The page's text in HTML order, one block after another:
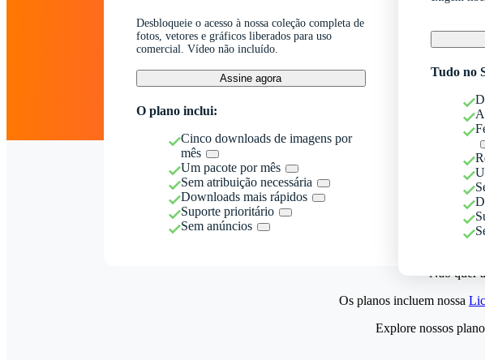
Desbloqueie o acesso à nossa coleção completa de
fotos, vetores e gráficos liberados para uso
comercial. Vídeo não incluído.
Assine agora
O plano inclui:
Cinco downloads de imagens por
mês
Um pacote por mês
Sem atribuição necessária
Downloads mais rápidos
Suporte prioritário
Sem anúncios
Tudo no
Não quer
Os planos incluem nossa
Explore nossos